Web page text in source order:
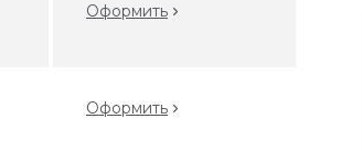
Оформить
Оформить